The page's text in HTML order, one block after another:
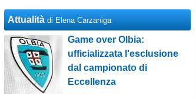
Attualità di Elena Carzaniga
Game over Olbia:
ufficializzata l'esclusione
dal campionato di
Eccellenza